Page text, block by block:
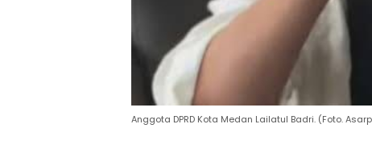
Anggota DPRD Kota Medan Lailatul Badri. (Foto.